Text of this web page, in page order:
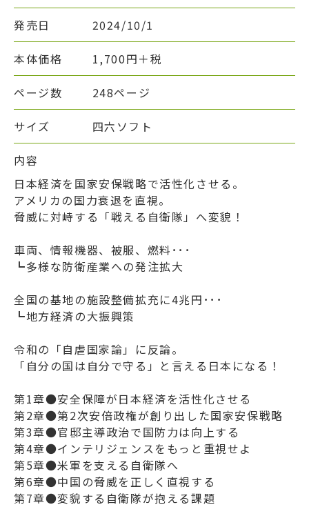
発売日 2024/10/1
本体価格 1,700円＋税
ページ数 248ページ
サイズ 四六ソフト
内容
日本経済を国家安保戦略で活性化させる。
アメリカの国力衰退を直視。
脅威に対峙する「戦える自衛隊」へ変貌！
車両、情報機器、被服、燃料･･･
┗多様な防衛産業への発注拡大
全国の基地の施設整備拡充に4兆円･･･
┗地方経済の大振興策
令和の「自虐国家論」に反論。
「自分の国は自分で守る」と言える日本になる！
第1章●安全保障が日本経済を活性化させる
第2章●第2次安倍政権が創り出した国家安保戦略
第3章●官邸主導政治で国防力は向上する
第4章●インテリジェンスをもっと重視せよ
第5章●米軍を支える自衛隊へ
第6章●中国の脅威を正しく直視する
第7章●変貌する自衛隊が抱える課題